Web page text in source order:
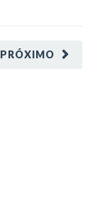
PRÓXIMO